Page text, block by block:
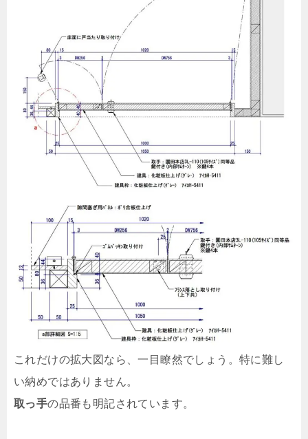
これだけの拡大図なら、一目瞭然でしょう。特に難し
い納めではありません。
取っ手の品番も明記されています。